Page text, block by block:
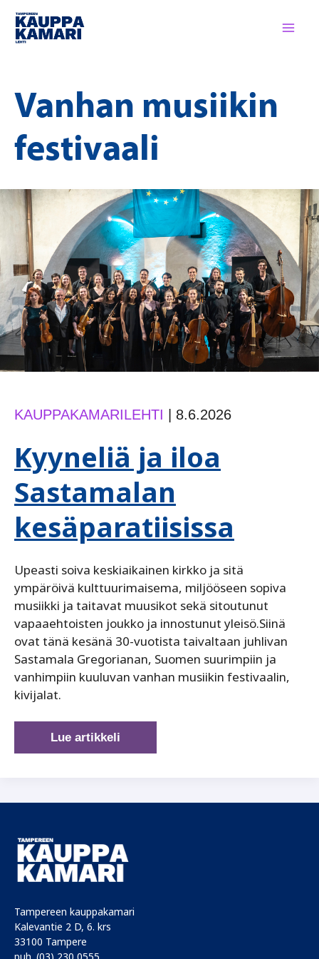
Siirry
sisältöön
Vanhan musiikin
festivaali
KAUPPAKAMARILEHTI 8.6.2026
Kyyneliä ja iloa
Sastamalan
kesäparatiisissa
Upeasti soiva keskiaikainen kirkko ja sitä
ympäröivä kulttuurimaisema, miljööseen sopiva
musiikki ja taitavat muusikot sekä sitoutunut
vapaaehtoisten joukko ja innostunut yleisö.Siinä
ovat tänä kesänä 30-vuotista taivaltaan juhlivan
Sastamala Gregorianan, Suomen suurimpiin ja
vanhimpiin kuuluvan vanhan musiikin festivaalin,
kivijalat.
Kyyneliä
ja
Lue artikkeli
Tampereen kauppakamari
Kalevantie 2 D, 6. krs
33100 Tampere